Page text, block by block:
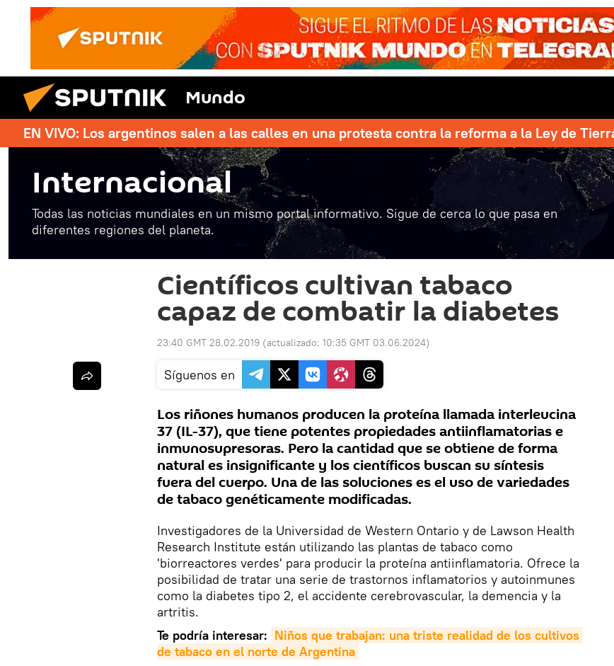
Mundo
EN VIVO: Los argentinos salen a las calles en una protesta contra la reforma a la Ley de
Internacional
Todas las noticias mundiales en un mismo portal informativo. Sigue de cerca lo que pasa en
diferentes regiones del planeta.
Científicos cultivan tabaco
capaz de combatir la diabetes
23:40 GMT 28.02.2019 (actualizado: 10:35 GMT 03.06.2024)
Síguenos en
Los riñones humanos producen la proteína llamada interleucina
37 (IL-37), que tiene potentes propiedades antiinflamatorias e
inmunosupresoras. Pero la cantidad que se obtiene de forma
natural es insignificante y los científicos buscan su síntesis
fuera del cuerpo. Una de las soluciones es el uso de variedades
de tabaco genéticamente modificadas.
Investigadores de la Universidad de Western Ontario y de Lawson Health
Research Institute están utilizando las plantas de tabaco como
'biorreactores verdes' para producir la proteína antiinflamatoria. Ofrece la
posibilidad de tratar una serie de trastornos inflamatorios y autoinmunes
como la diabetes tipo 2, el accidente cerebrovascular, la demencia y la
artritis.
Te podría interesar: Niños que trabajan: una triste realidad de los cultivos
de tabaco en el norte de Argentina